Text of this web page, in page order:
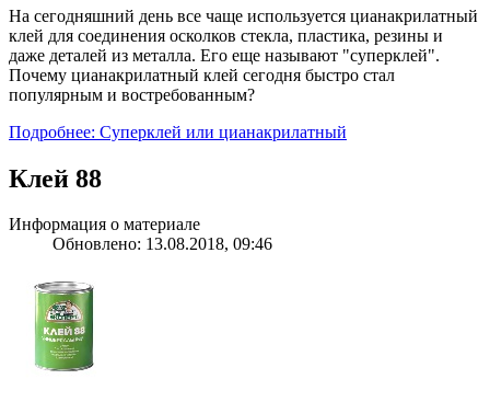
На сегодняшний день все чаще используется цианакрилатный
клей для соединения осколков стекла, пластика, резины и
даже деталей из металла. Его еще называют "суперклей".
Почему цианакрилатный клей сегодня быстро стал
популярным и востребованным?
Подробнее: Суперклей или цианакрилатный
Клей 88
Информация о материале
Обновлено: 13.08.2018, 09:46